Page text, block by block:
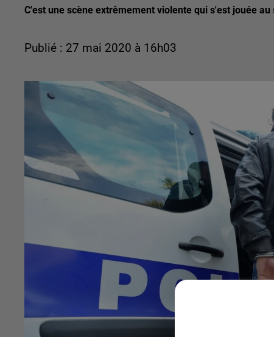
C'est une scène extrêmement violente qui s'est jouée
Publié : 27 mai 2020 à 16h03